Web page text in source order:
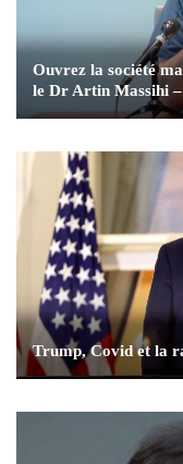
Ouvrez la société
le Dr Artin Massihi
Trump, Covid et la